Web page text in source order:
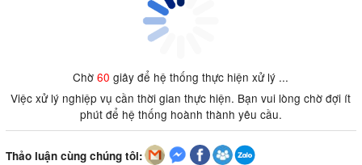
Chờ60 giây để hệ thống thực hiện xử lý ...
Việc xử lý nghiệp vụ cần thời gian thực hiện. Bạn vui lòng chờ đợi ít
phút để hệ thống hoành thành yêu cầu.
Thảo luận cùng chúng tôi: